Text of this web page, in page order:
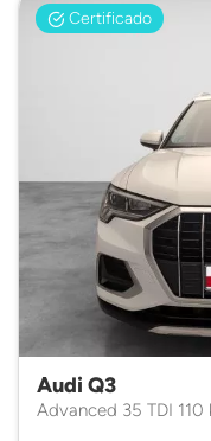
Certificado
Audi Q3
Advanced 35 TDI